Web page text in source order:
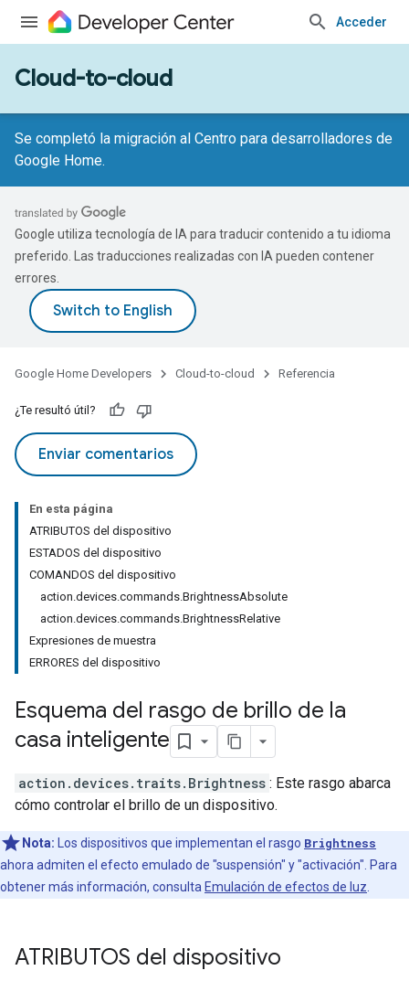
Acceder
Cloud-to-cloud
Se completó la migración al Centro para desarrolladores de
Google Home.
Google utiliza tecnología de IA para traducir contenido a tu idioma
preferido. Las traducciones realizadas con IA pueden contener
errores.
Google Home Developers Cloud-to-cloud Referencia
¿Te resultó útil?
Enviar comentarios
En esta página
ATRIBUTOS del dispositivo
ESTADOS del dispositivo
COMANDOS del dispositivo
action.devices.commands.BrightnessAbsolute
action.devices.commands.BrightnessRelative
Expresiones de muestra
ERRORES del dispositivo
Esquema del rasgo de brillo de la
casa inteligente
action.devices.traits.Brightness : Este rasgo abarca
cómo controlar el brillo de un dispositivo.
Nota: Los dispositivos que implementan el rasgo Brightness
ahora admiten el efecto emulado de "suspensión" y "activación". Para
obtener más información, consulta Emulación de efectos de luz
ATRIBUTOS del dispositivo